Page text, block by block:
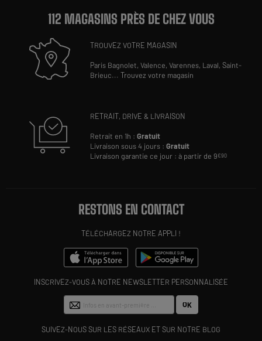
112 MAGASINS PRÈS DE CHEZ VOUS
TROUVEZ VOTRE MAGASIN
Paris Bagnolet,Valence,Varennes, Laval,Saint-
Brieuc...Trouvez votre magasin
RETRAIT, DRIVE & LIVRAISON
Retrait en 1h :Gratuit
Livraison sous 4 jours :Gratuit
Livraison garantie ce jour : à partir de 9€90
RESTONS EN CONTACT
TÉLÉCHARGEZ NOTRE APPLI !
INSCRIVEZ-VOUS À NOTRE NEWSLETTER PERSONNALISÉE
OK
SUIVEZ-NOUS SUR LES RÉSEAUX ET SUR NOTRE BLOG